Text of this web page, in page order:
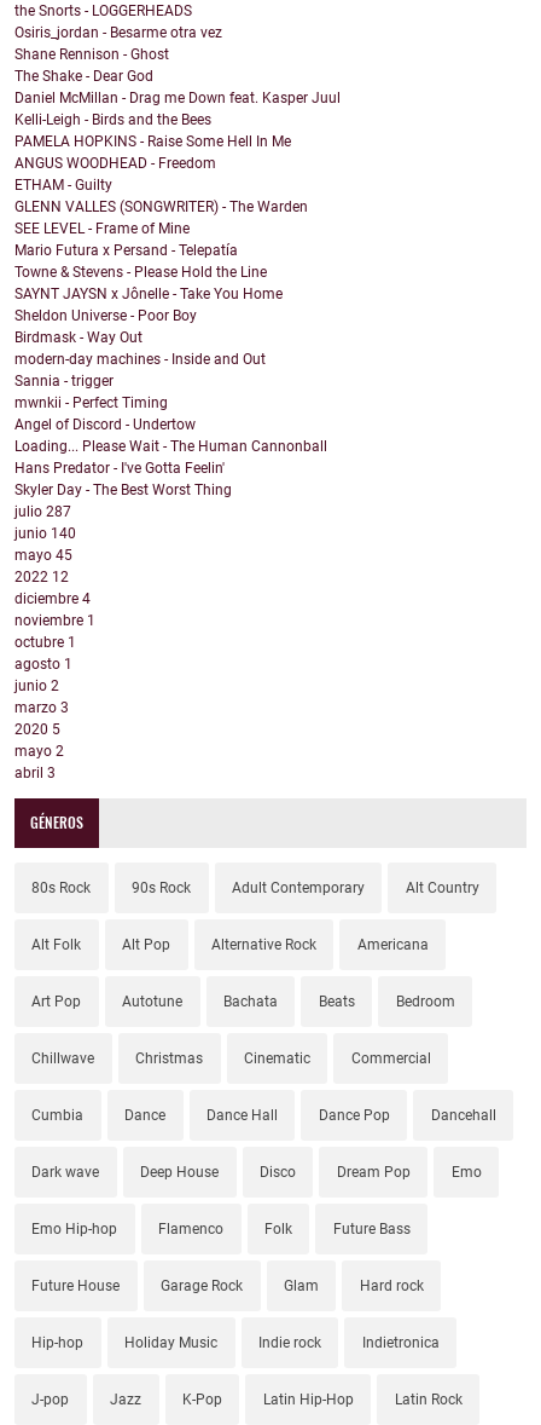
the Snorts - LOGGERHEADS
Osiris_jordan - Besarme otra vez
Shane Rennison - Ghost
The Shake - Dear God
Daniel McMillan - Drag me Down feat. Kasper Juul
Kelli-Leigh - Birds and the Bees
PAMELA HOPKINS - Raise Some Hell In Me
ANGUS WOODHEAD - Freedom
ETHAM - Guilty
GLENN VALLES (SONGWRITER) - The Warden
SEE LEVEL - Frame of Mine
Mario Futura x Persand - Telepatía
Towne & Stevens - Please Hold the Line
SAYNT JAYSN x Jônelle - Take You Home
Sheldon Universe - Poor Boy
Birdmask - Way Out
modern-day machines - Inside and Out
Sannia - trigger
mwnkii - Perfect Timing
Angel of Discord - Undertow
Loading... Please Wait - The Human Cannonball
Hans Predator - I've Gotta Feelin'
Skyler Day - The Best Worst Thing
julio 287
junio 140
mayo 45
2022 12
diciembre 4
noviembre 1
octubre 1
agosto 1
junio 2
marzo 3
2020 5
mayo 2
abril 3
GÉNEROS
80s Rock 90s Rock Adult Contemporary Alt Country
Alt Folk Alt Pop Alternative Rock Americana
Art Pop Autotune Bachata Beats Bedroom
Chillwave Christmas Cinematic Commercial
Cumbia Dance Dance Hall Dance Pop Dancehall
Dark wave Deep House Disco Dream Pop Emo
Emo Hip-hop Flamenco Folk Future Bass
Future House Garage Rock Glam Hard rock
Hip-hop Holiday Music Indie rock Indietronica
J-pop Jazz K-Pop Latin Hip-Hop Latin Rock